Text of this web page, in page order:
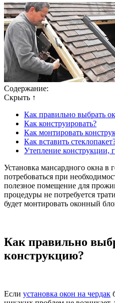
Содержание:
Скрыть ↑
Как правильно выбрать
Как конструировать?
Как монтировать
Как вставить
Утепление конструкции,
Установка мансардного окна в
потребоваться при
полезное помещение для
процедуры не потребуется
будет монтировать оконный
Как правильно
конструкцию?
Если установка окон на чердак